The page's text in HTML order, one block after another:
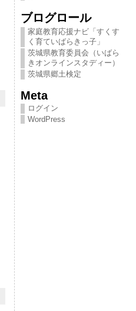
ブログロール
家庭教育応援ナビ「すくす
く育ていばらきっ​子」
茨城県教育委員会（いばら
きオンラインスタディー）
茨城県郷土検定
Meta
ログイン
WordPress